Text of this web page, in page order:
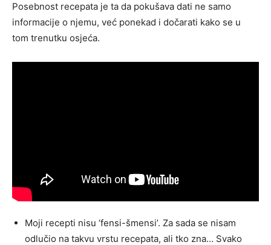
Posebnost recepata je ta da pokušava dati ne samo
informacije o njemu, već ponekad i dočarati kako se u
tom trenutku osjeća.
Moji recepti nisu ‘fensi-šmensi’. Za sada se nisam
odlučio na takvu vrstu recepata, ali tko zna… Svako